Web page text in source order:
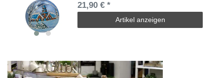
21,90 € *
Artikel anzeigen